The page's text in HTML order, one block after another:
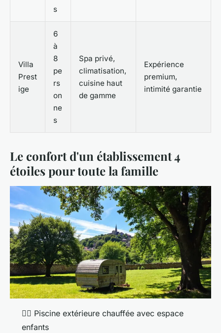
s
Villa
Prest
ige
6
à
8
pe
rs
on
ne
s
Spa privé,
climatisation,
cuisine haut
de gamme
Expérience
premium,
intimité garantie
Le confort d'un établissement 4
étoiles pour toute la famille
🏊‍♀️ Piscine extérieure chauffée avec espace
enfants